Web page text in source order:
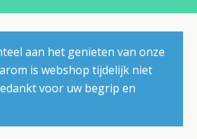
aan het genieten van onze
is webshop tijdelijk niet
voor uw begrip en